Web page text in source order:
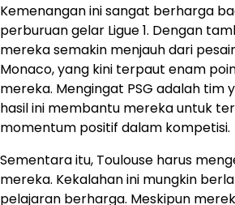
Kemenangan ini sangat berharga
perburuan gelar Ligue 1. Dengan
mereka semakin menjauh dari
Monaco, yang kini terpaut enam
mereka. Mengingat PSG adalah tim
hasil ini membantu mereka untuk
momentum positif dalam kompetisi.
Sementara itu, Toulouse harus
mereka. Kekalahan ini mungkin
pelajaran berharga. Meskipun